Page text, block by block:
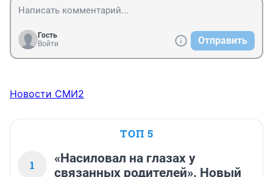
Гость
Войти
Отправить
Новости СМИ2
ТОП 5
1
«Насиловал на глазах у
связанных родителей». Новый